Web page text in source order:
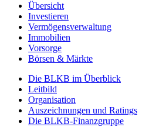
Übersicht
Investieren
Vermögensverwaltung
Immobilien
Vorsorge
Börsen & Märkte
Die BLKB im Überblick
Leitbild
Organisation
Auszeichnungen und Ratings
Die BLKB-Finanzgruppe